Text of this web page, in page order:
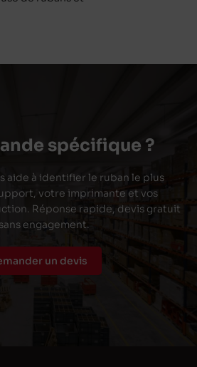
spécifique ?
aide à identifier le ruban le plus
votre imprimante et vos
Réponse rapide, devis gratuit
engagement.
un devis